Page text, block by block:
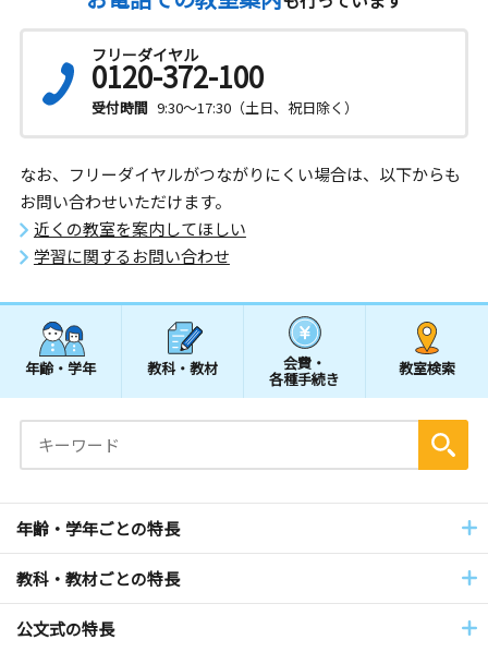
フリーダイヤル
0120-372-100
受付時間 9:30～17:30（土日、祝日除く）
なお、フリーダイヤルがつながりにくい場合は、以下からも
お問い合わせいただけます。
近くの教室を案内してほしい
学習に関するお問い合わせ
年齢・学年 教科・教材 会費・
各種手続き
教室検索
年齢・学年ごとの特長
教科・教材ごとの特長
公文式の特長